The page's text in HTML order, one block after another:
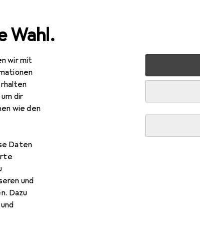
Wahl.
wir mit
dir
wie den
Daten
und
Dazu
Westen von Hi-
Seite bleibt immer aktuell und wird automatisch
TecKAMIZELKA HANON VEST
Hi-Tec Hanon Weste ist eine vielseitige,
für kühlere Temperaturen eignet. Sie wurde